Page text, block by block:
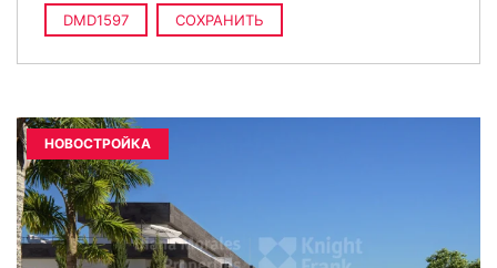
DMD1597 СОХРАНИТЬ
НОВОСТРОЙКА